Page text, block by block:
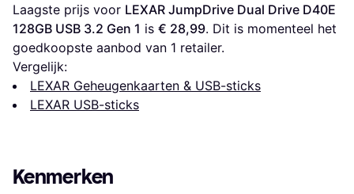
Laagste prijs voor LEXAR JumpDrive Dual Drive D40E
128GB USB 3.2 Gen 1 is € 28,99. Dit is momenteel het
goedkoopste aanbod van 1 retailer.
Vergelijk:
LEXAR Geheugenkaarten & USB-sticks
LEXAR USB-sticks
Kenmerken